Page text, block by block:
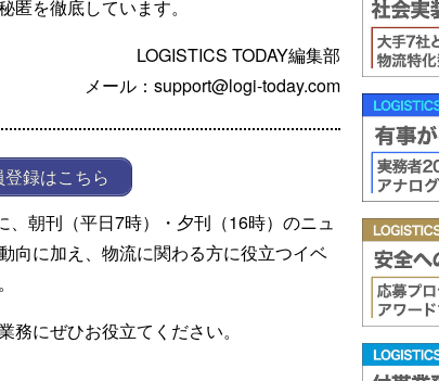
を徹底しています。
LOGISTICS TODAY編集部
メール：support@logi-today.com
録はこちら
、朝刊（平日7時）・夕刊（16時）のニュ
向に加え、物流に関わる方に役立つイベ
にぜひお役立てください。